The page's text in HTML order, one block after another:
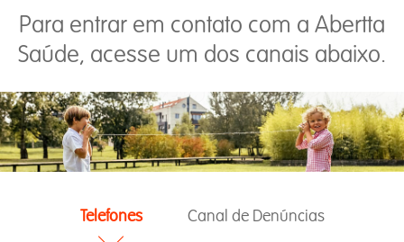
Para entrar em contato com a Abertta
Saúde, acesse um dos canais abaixo.
Telefones
Canal de Denúncias